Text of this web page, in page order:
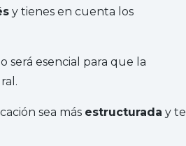
y tienes en cuenta los
será esencial para que la
sea más estructurada y te